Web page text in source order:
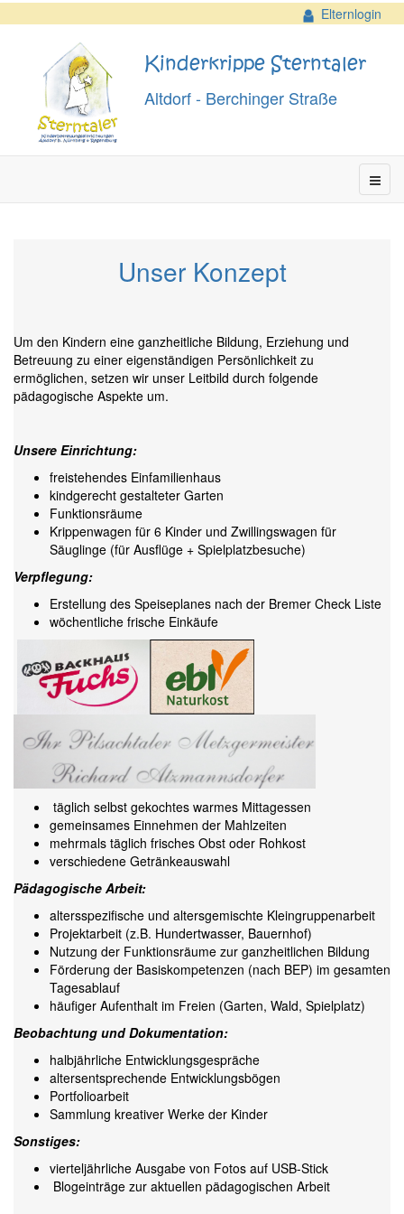
Elternlogin
Kinderkrippe Sterntaler
Altdorf - Berchinger Straße
Unser Konzept
Um den Kindern eine ganzheitliche Bildung, Erziehung und
Betreuung zu einer eigenständigen Persönlichkeit zu
ermöglichen, setzen wir unser Leitbild durch folgende
pädagogische Aspekte um.
Unsere Einrichtung:
freistehendes Einfamilienhaus
kindgerecht gestalteter Garten
Funktionsräume
Krippenwagen für 6 Kinder und Zwillingswagen für
Säuglinge (für Ausflüge + Spielplatzbesuche)
Verpflegung:
Erstellung des Speiseplanes nach der Bremer Check Liste
wöchentliche frische Einkäufe
täglich selbst gekochtes warmes Mittagessen
gemeinsames Einnehmen der Mahlzeiten
mehrmals täglich frisches Obst oder Rohkost
verschiedene Getränkeauswahl
Pädagogische Arbeit:
altersspezifische und altersgemischte Kleingruppenarbeit
Projektarbeit (z.B. Hundertwasser, Bauernhof)
Nutzung der Funktionsräume zur ganzheitlichen Bildung
Förderung der Basiskompetenzen (nach BEP) im gesamten
Tagesablauf
häufiger Aufenthalt im Freien (Garten, Wald, Spielplatz)
Beobachtung und Dokumentation:
halbjährliche Entwicklungsgespräche
altersentsprechende Entwicklungsbögen
Portfolioarbeit
Sammlung kreativer Werke der Kinder
Sonstiges:
vierteljährliche Ausgabe von Fotos auf USB-Stick
Blogeinträge zur aktuellen pädagogischen Arbeit